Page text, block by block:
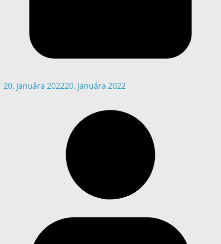
20. januára 202220. januára 2022